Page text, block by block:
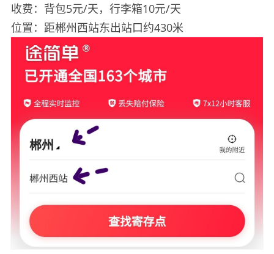
收费：背包5元/天，行李箱10元/天
位置：距郴州西站东出站口约430米